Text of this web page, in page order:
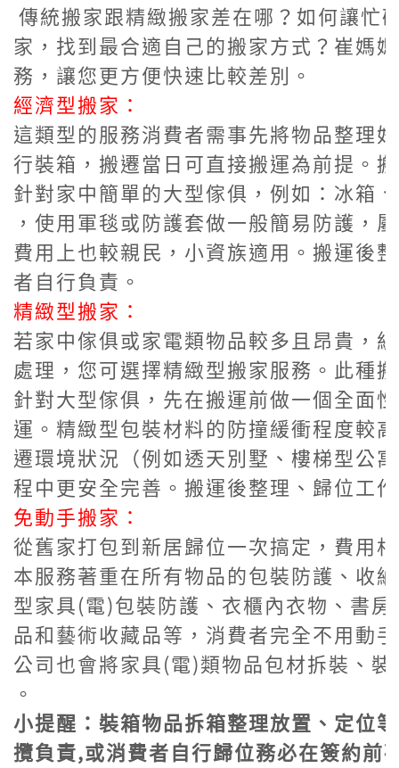
傳統搬家跟精緻搬家差在哪？如何讓忙
家，找到最合適自己的搬家方式？崔媽
務，讓您更方便快速比較差別。
經濟型搬家：
這類型的服務消費者需事先將物品整理
行裝箱，搬遷當日可直接搬運為前提。
針對家中簡單的大型傢俱，例如：冰箱
，使用軍毯或防護套做一般簡易防護，
費用上也較親民，小資族適用。搬運後
者自行負責。
精緻型搬家：
若家中傢俱或家電類物品較多且昂貴，
處理，您可選擇精緻型搬家服務。此種
針對大型傢俱，先在搬運前做一個全面
運。精緻型包裝材料的防撞緩衝程度較
遷環境狀況（例如透天別墅、樓梯型公
程中更安全完善。搬運後整理、歸位工
免動手搬家：
從舊家打包到新居歸位一次搞定，費用
本服務著重在所有物品的包裝防護、收
型家具(電)包裝防護、衣櫃內衣物、書
品和藝術收藏品等，消費者完全不用動
公司也會將家具(電)類物品包材拆裝、
。
小提醒：裝箱物品拆箱整理放置、定位
攬負責,或消費者自行歸位務必在簽約前